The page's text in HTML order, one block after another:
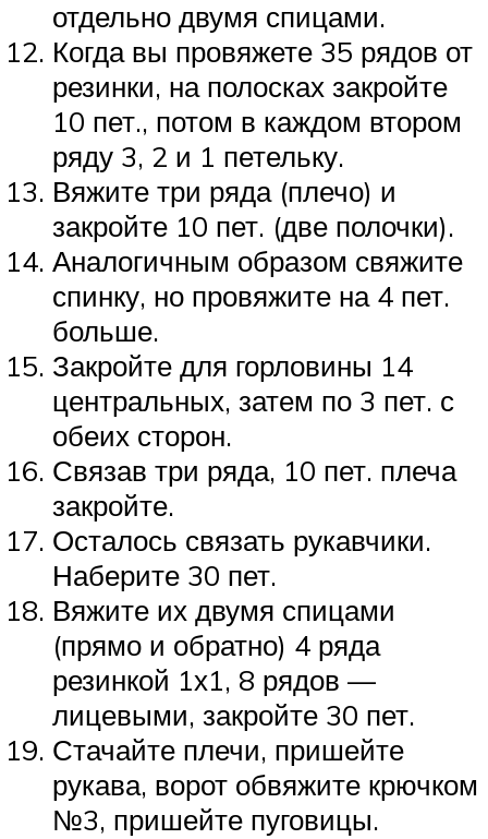
отдельно двумя спицами.
Когда вы провяжете 35 рядов от
резинки, на полосках закройте
10 пет., потом в каждом втором
ряду 3, 2 и 1 петельку.
Вяжите три ряда (плечо) и
закройте 10 пет. (две полочки).
Аналогичным образом свяжите
спинку, но провяжите на 4 пет.
больше.
Закройте для горловины 14
центральных, затем по 3 пет. с
обеих сторон.
Связав три ряда, 10 пет. плеча
закройте.
Осталось связать рукавчики.
Наберите 30 пет.
Вяжите их двумя спицами
(прямо и обратно) 4 ряда
резинкой 1х1, 8 рядов —
лицевыми, закройте 30 пет.
Стачайте плечи, пришейте
рукава, ворот обвяжите крючком
№3, пришейте пуговицы.